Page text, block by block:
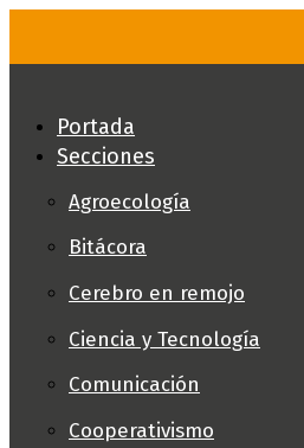
Portada
Secciones
Agroecología
Bitácora
Cerebro en remojo
Ciencia y Tecnología
Comunicación
Cooperativismo